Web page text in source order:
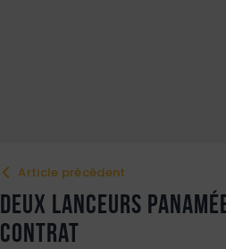
Article précédent
Deux lanceurs
contrat